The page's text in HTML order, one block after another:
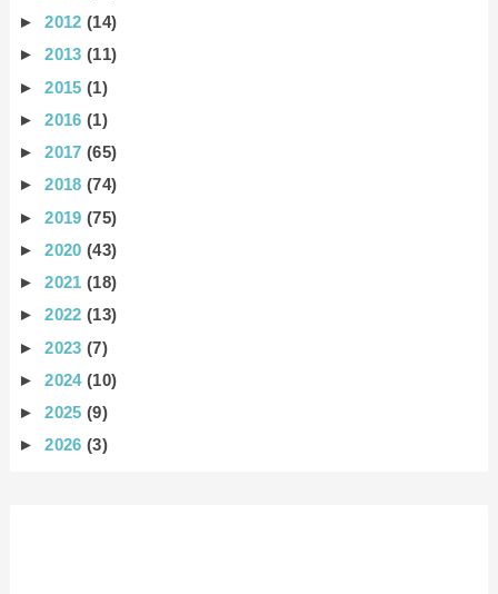
►2012(14)
►2013(11)
►2015(1)
►2016(1)
►2017(65)
►2018(74)
►2019(75)
►2020(43)
►2021(18)
►2022(13)
►2023(7)
►2024(10)
►2025(9)
►2026(3)